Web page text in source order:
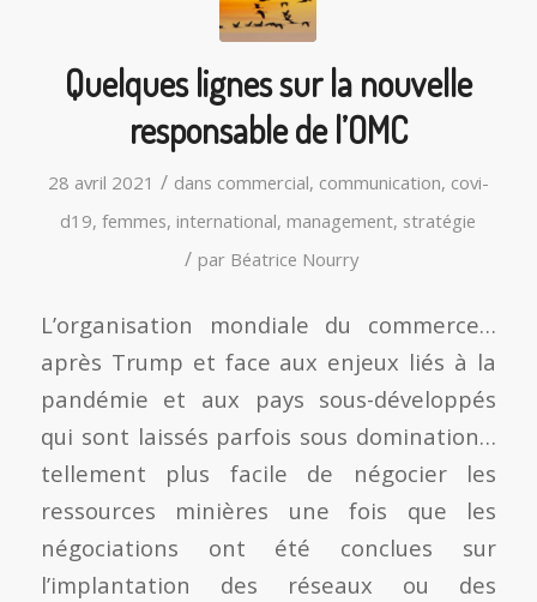
Quelques lignes sur la nouvelle
responsable de l’OMC
28 avril 2021 / dans commercial, communication, covi-
d19,femmes,international,management, stratégie
/ par Béatrice Nourry
L’organisation mondiale du commerce…
après Trump et face aux enjeux liés à la
pandémie et aux pays sous-développés
qui sont laissés parfois sous domination…
tellement plus facile de négocier les
ressources minières une fois que les
négociations ont été conclues sur
l’implantation des réseaux ou des